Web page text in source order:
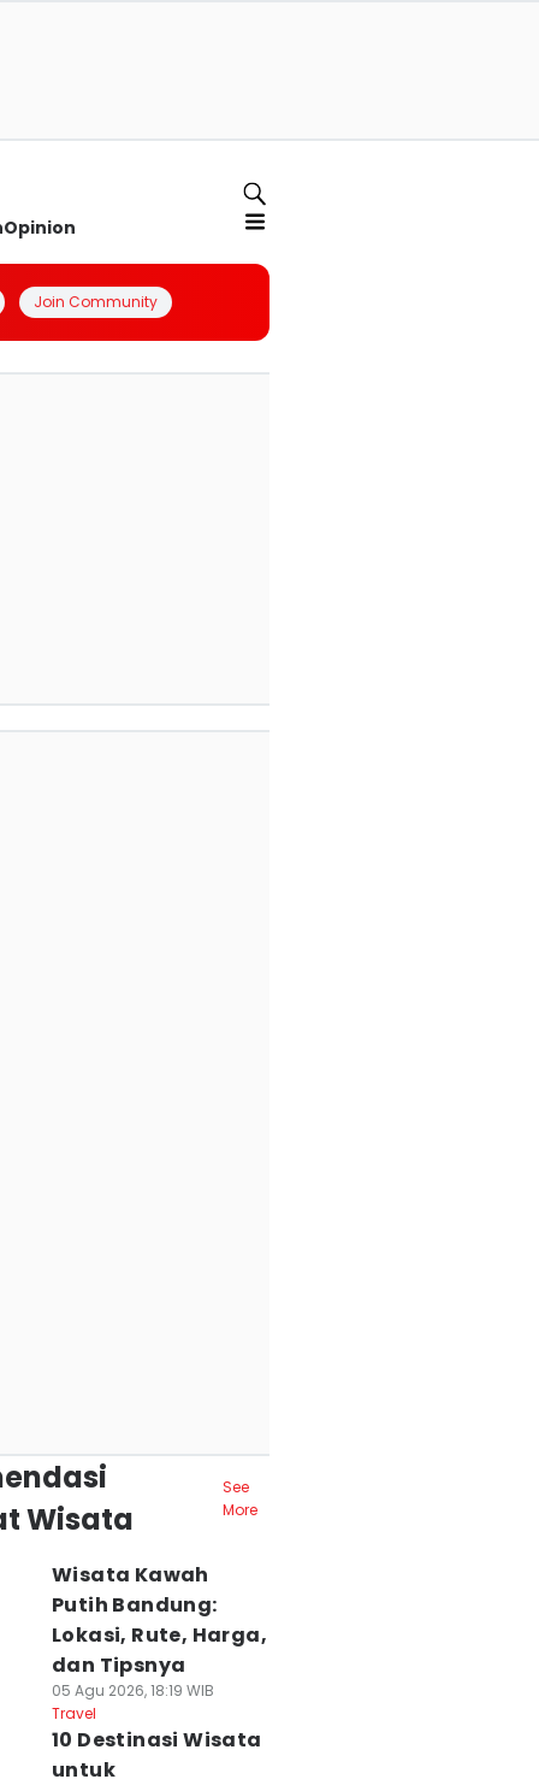
Opinion
Join Community
Wisata
See
More
Wisata Kawah
Putih Bandung:
Lokasi, Rute, Harga,
dan Tipsnya
05 Agu 2026, 18:19 WIB
Travel
10 Destinasi Wisata
untuk